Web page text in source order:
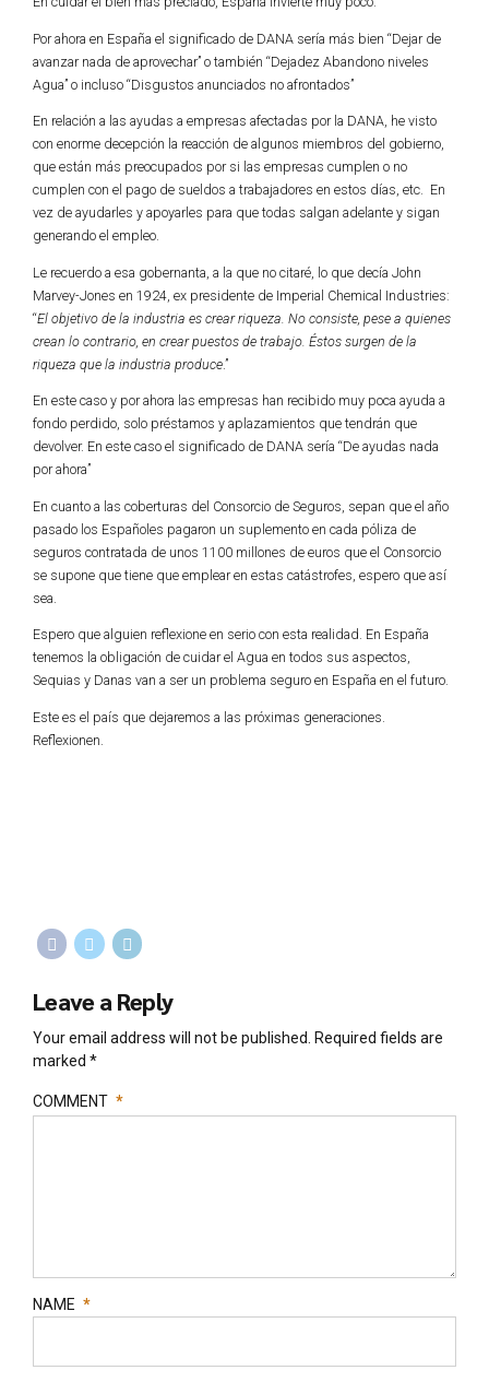
Por ahora en España el significado de DANA sería más bien “Dejar de
avanzar nada de aprovechar” o también “Dejadez Abandono niveles
Agua” o incluso “Disgustos anunciados no afrontados”
En relación a las ayudas a empresas afectadas por la DANA, he visto
con enorme decepción la reacción de algunos miembros del gobierno,
que están más preocupados por si las empresas cumplen o no
cumplen con el pago de sueldos a trabajadores en estos días, etc. En
vez de ayudarles y apoyarles para que todas salgan adelante y sigan
generando el empleo.
Le recuerdo a esa gobernanta, a la que no citaré, lo que decía John
Marvey-Jones en 1924, ex presidente de Imperial Chemical Industries:
“El objetivo de la industria es crear riqueza. No consiste, pese a quienes
crean lo contrario, en crear puestos de trabajo. Éstos surgen de la
riqueza que la industria produce.”
En este caso y por ahora las empresas han recibido muy poca ayuda a
fondo perdido, solo préstamos y aplazamientos que tendrán que
devolver. En este caso el significado de DANA sería “De ayudas nada
por ahora”
En cuanto a las coberturas del Consorcio de Seguros, sepan que el año
pasado los Españoles pagaron un suplemento en cada póliza de
seguros contratada de unos 1100 millones de euros que el Consorcio
se supone que tiene que emplear en estas catástrofes, espero que así
sea.
Espero que alguien reflexione en serio con esta realidad. En España
tenemos la obligación de cuidar el Agua en todos sus aspectos,
Sequias y Danas van a ser un problema seguro en España en el futuro.
Este es el país que dejaremos a las próximas generaciones.
Reflexionen.
Leave a Reply
Your email address will not be published. Required fields are
marked *
COMMENT *
NAME *